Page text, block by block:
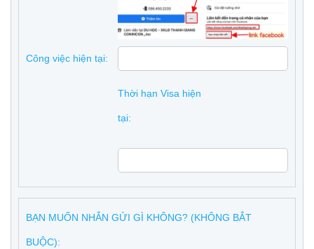
Công việc hiện tại:
Thời hạn Visa hiện
tại:
BẠN MUỐN NHẮN GỬI GÌ KHÔNG? (KHÔNG BẮT
BUỘC):